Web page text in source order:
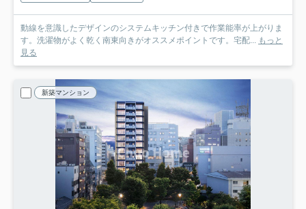
動線を意識したデザインのシステムキッチン付きで作業能率が上がりま
す。洗濯物がよく乾く南東向きがオススメポイントです。宅配... もっと
見る
新築マンション